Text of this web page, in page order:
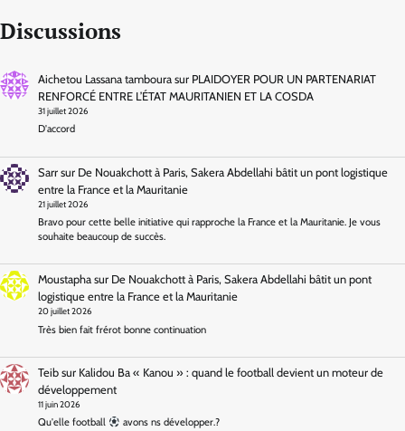
Discussions
Aichetou Lassana tambourasur PLAIDOYER POUR UN PARTENARIAT
RENFORCÉ ENTRE L’ÉTAT MAURITANIEN ET LA COSDA
31 juillet 2026
D'accord
Sarrsur De Nouakchott à Paris, Sakera Abdellahi bâtit un pont logistique
entre la France et la Mauritanie
21 juillet 2026
Bravo pour cette belle initiative qui rapproche la France et la Mauritanie. Je vous
souhaite beaucoup de succès.
Moustaphasur De Nouakchott à Paris, Sakera Abdellahi bâtit un pont
logistique entre la France et la Mauritanie
20 juillet 2026
Très bien fait frérot bonne continuation
Teibsur Kalidou Ba « Kanou » : quand le football devient un moteur de
développement
11 juin 2026
Qu'elle football avons ns développer.?